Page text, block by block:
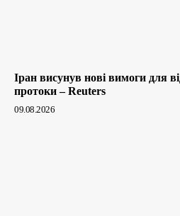
Іран висунув нові вимоги для
протоки – Reuters
09.08.2026